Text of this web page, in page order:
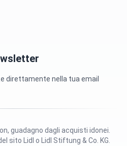
direttamente nella tua email
sito Lidl o Lidl Stiftung & Co. KG.
guadagno dagli acquisti idonei.